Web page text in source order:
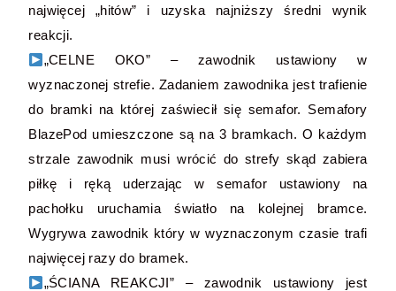
najwięcej „hitów” i uzyska najniższy średni wynik
reakcji.
„CELNE OKO” – zawodnik ustawiony w
wyznaczonej strefie. Zadaniem zawodnika jest trafienie
do bramki na której zaświecił się semafor. Semafory
BlazePod umieszczone są na 3 bramkach. O każdym
strzale zawodnik musi wrócić do strefy skąd zabiera
piłkę i ręką uderzając w semafor ustawiony na
pachołku uruchamia światło na kolejnej bramce.
Wygrywa zawodnik który w wyznaczonym czasie trafi
najwięcej razy do bramek.
„ŚCIANA REAKCJI” – zawodnik ustawiony jest